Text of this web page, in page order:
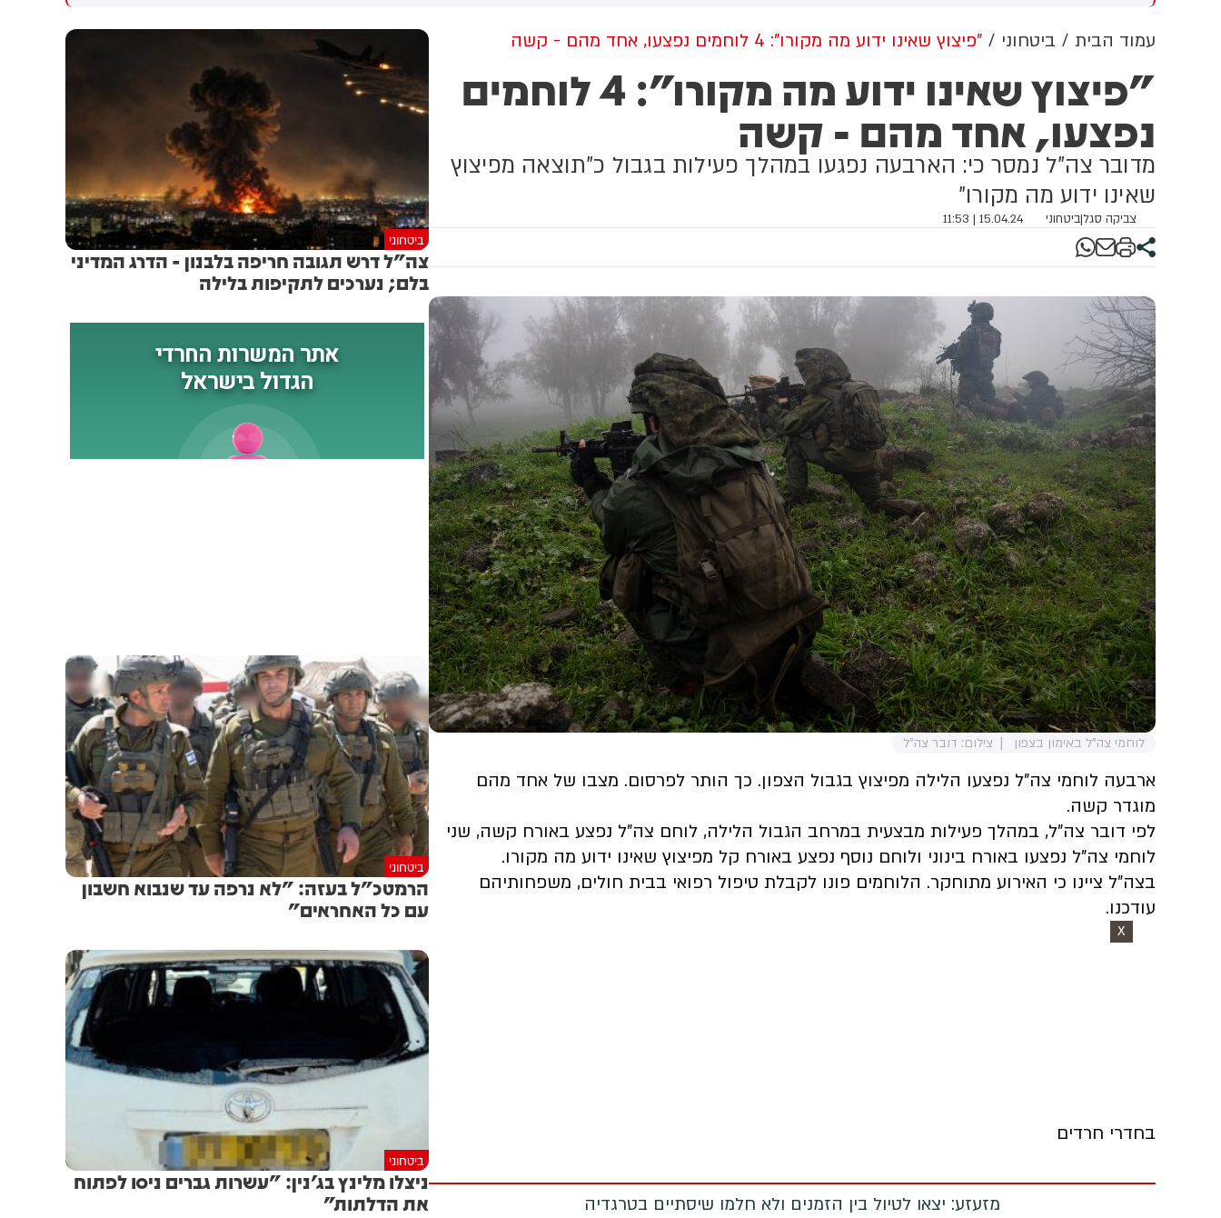
העליון פסל צו קודם של הנתמכים על ידי איראן
הפצועים - ילד בן 4
עמוד הבית ביטחוני "פיצוץ שאינו ידוע מה מקורו": 4 לוחמים נפצעו, אחד מהם - קשה
"פיצוץ שאינו ידוע מה מקורו": 4 לוחמים
נפצעו, אחד מהם - קשה
מדובר צה"ל נמסר כי: הארבעה נפגעו במהלך פעילות בגבול כ"תוצאה מפיצוץ
שאינו ידוע מה מקורו"
צביקה סגל|ביטחוני 15.04.24 | 11:53
לוחמי צה"ל באימון בצפון צילום: דובר צה"ל
ארבעה לוחמי צה"ל נפצעו הלילה מפיצוץ בגבול הצפון. כך הותר לפרסום. מצבו של אחד מהם
מוגדר קשה.
לפי דובר צה"ל, במהלך פעילות מבצעית במרחב הגבול הלילה, לוחם צה"ל נפצע באורח קשה, שני
לוחמי צה"ל נפצעו באורח בינוני ולוחם נוסף נפצע באורח קל מפיצוץ שאינו ידוע מה מקורו.
בצה"ל ציינו כי האירוע מתוחקר. הלוחמים פונו לקבלת טיפול רפואי בבית חולים, משפחותיהם
עודכנו.
X
בחדרי חרדים
מזעזע: יצאו לטיול בין הזמנים ולא חלמו שיסתיים בטרגדיה
ביטחוני
צה"ל דרש תגובה חריפה בלבנון - הדרג המדיני
בלם; נערכים לתקיפות בלילה
ביטחוני
הרמטכ"ל בעזה: "לא נרפה עד שנבוא חשבון
עם כל האחראים"
ביטחוני
ניצלו מלינץ בג'נין: "עשרות גברים ניסו לפתוח
את הדלתות"